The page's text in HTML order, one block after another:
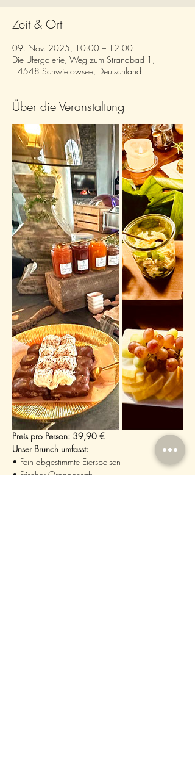
Zeit & Ort
09. Nov. 2025, 10:00 – 12:00
Die Ufergalerie, Weg zum Strandbad 1,
14548 Schwielowsee, Deutschland
Über die Veranstaltung
Preis pro Person: 39,90 €
Unser Brunch umfasst:
• Fein abgestimmte Eierspeisen
• Frischer Orangensaft